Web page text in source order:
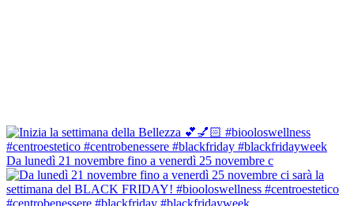
Da lunedì 21 novembre fino a venerdì 25 novembre c